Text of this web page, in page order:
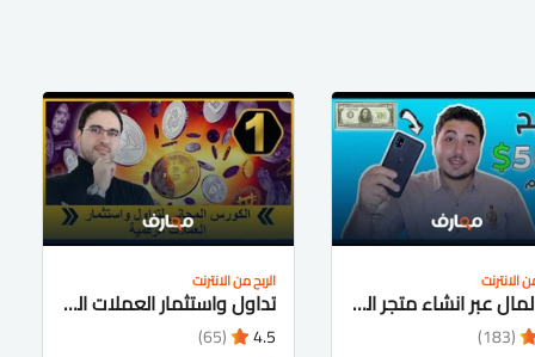
الانترنت
ربح المال عبر انشاء متجر الكتروني
(183)
الربح من الانترنت
تداول واستثمار العملات الرقمية
4.5
(65)